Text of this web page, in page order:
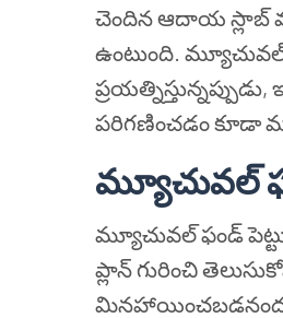
చెందిన ఆదాయ స్లాబ్
ఉంటుంది.
పరిగణించడం కూడా
మ్యూచువల్
మ్యూచువల్ ఫండ్
ప్లాన్ గురించి